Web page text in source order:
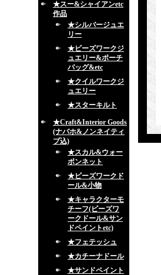
★スー&シャイアンetc
作品
★シルバージュエ
リー
★ビーズワークジ
ュエリー&ポーチ
バッグ&etc
★クイルワークジ
ュエリー
★スターキルト
★Craft&Interior Goods
(ナバホ&ノンネイティ
ブ込)
★スカル&ウォー
ボンネット
★ビーズワークド
ール&小物
★キャラクターモ
チーフ(ビーズワ
ークドール&サン
ドペイントetc)
★フェテッシュ
★カチーナドール
★サンドペイント